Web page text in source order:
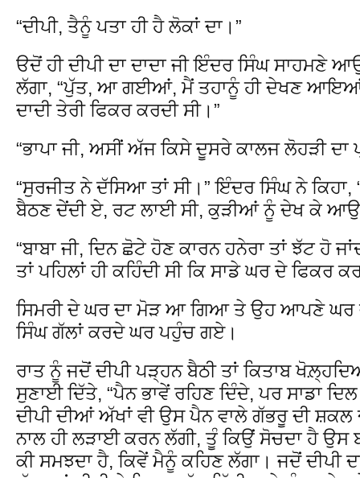
“ਦੀਪੀ, ਤੈਨੂੰ ਪਤਾ ਹੀ ਹੈ ਲੋਕਾਂ ਦਾ।”
ੳਦੋਂ ਹੀ ਦੀਪੀ ਦਾ ਦਾਦਾ ਜੀ ਇੰਦਰ ਸਿੰਘ ਸਾਹਮਣੇ
ਲੱਗਾ, “ਪੁੱਤ, ਆ ਗਈਆਂ, ਮੈਂ ਤਹਾਨੂੰ ਹੀ ਦੇਖਣ ਆਇਆਂ
ਦਾਦੀ ਤੇਰੀ ਫਿਕਰ ਕਰਦੀ ਸੀ।”
“ਭਾਪਾ ਜੀ, ਅਸੀਂ ਅੱਜ ਕਿਸੇ ਦੂਸਰੇ ਕਾਲਜ ਲੋਹੜੀ
“ਸੁਰਜੀਤ ਨੇ ਦੱਸਿਆ ਤਾਂ ਸੀ।” ਇੰਦਰ ਸਿੰਘ ਨੇ ਕਿਹਾ,
ਬੈਠਣ ਦੇਂਦੀ ਏ, ਰਟ ਲਾਈ ਸੀ, ਕੁੜੀਆਂ ਨੂੰ ਦੇਖ ਕੇ
“ਬਾਬਾ ਜੀ, ਦਿਨ ਛੋਟੇ ਹੋਣ ਕਾਰਨ ਹਨੇਰਾ ਤਾਂ ਝੱਟ ਹੋ
ਤਾਂ ਪਹਿਲਾਂ ਹੀ ਕਹਿੰਦੀ ਸੀ ਕਿ ਸਾਡੇ ਘਰ ਦੇ ਫਿਕਰ
ਸਿਮਰੀ ਦੇ ਘਰ ਦਾ ਮੋੜ ਆ ਗਿਆ ਤੇ ਉਹ ਆਪਣੇ
ਸਿੰਘ ਗੱਲਾਂ ਕਰਦੇ ਘਰ ਪਹੁੰਚ ਗਏ।
ਰਾਤ ਨੂੰ ਜਦੋਂ ਦੀਪੀ ਪੜ੍ਹਨ ਬੈਠੀ ਤਾਂ ਕਿਤਾਬ
ਸੁਣਾਈ ਦਿੱਤੇ, “ਪੈਨ ਭਾਵੇਂ ਰਹਿਣ ਦਿੰਦੇ, ਪਰ ਸਾਡਾ
ਦੀਪੀ ਦੀਆਂ ਅੱਖਾਂ ਵੀ ਉਸ ਪੈਨ ਵਾਲੇ ਗੱਭਰੂ ਦੀ
ਨਾਲ ਹੀ ਲੜਾਈ ਕਰਨ ਲੱਗੀ, ਤੂੰ ਕਿਉਂ ਸੋਚਦਾ ਹੈ
ਕੀ ਸਮਝਦਾ ਹੈ, ਕਿਵੇਂ ਮੈਨੂੰ ਕਹਿਣ ਲੱਗਾ। ਜਦੋਂ ਦੀਪੀ